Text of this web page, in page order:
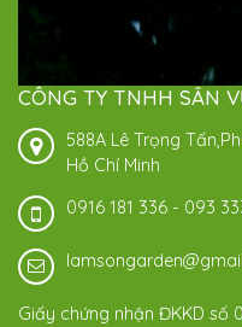
CÔNG TY TNHH SÂN
588A Lê Trọng
Hồ Chí Minh
0916 181 336 - 093
Giấy chứng nhận ĐKKD số